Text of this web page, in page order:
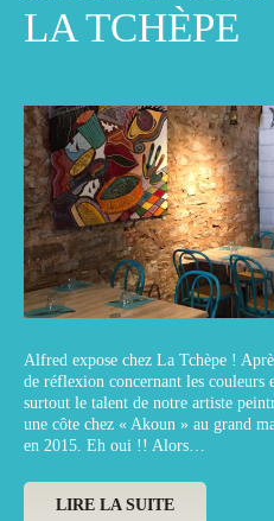
LA TCHÈPE
Alfred expose chez La Tchèpe !
de réflexion concernant les couleurs
surtout le talent de notre artiste
une côte chez « Akoun » au grand
en 2015. Eh oui !! Alors…
LIRE LA SUITE